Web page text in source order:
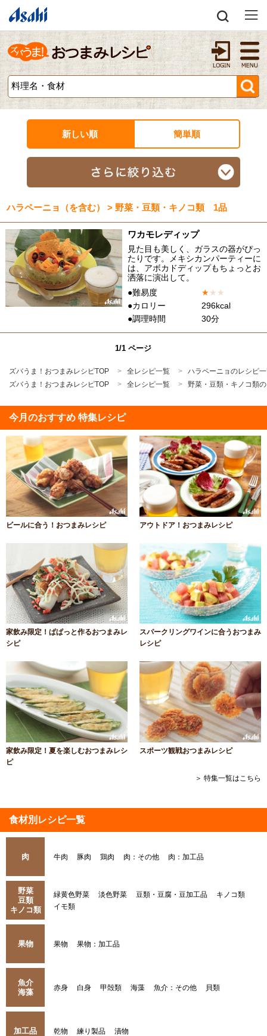
新しい順 簡単順
ハラペーニョ（を含む） > 野菜・豆類・キノコ類 1品
ワカモレディップ
見た目も美しく、ガラスの器がぴっ
たりです。メキシカンパーティーに
は、アボカドディップもちょっとお
洒落に演出して。
●難易度
★★ ★
●カロリー
296kcal
●調理時間
30分
1/1 ページ
ズバうま！おつまみレシピTOP 全レシピ一覧
ハラペーニョのレシピ
ズバうま！おつまみレシピTOP
全レシピ一覧 野菜・豆類・キノコ類
今月のおすすめ 特集レシピ
ビールに合う！おつまみレシピ アウトドア！おつまみレシピ
家飲み限定！ぱぱっと作るおつまみレ
シピ
スパークリングワインに合うおつまみ
レシピ
家飲み限定！夏を楽しむおつまみレシ
ピ
スポーツ観戦おつまみレシピ
＞ 特集一覧はこちら
食材別レシピ一覧
肉 牛肉 豚肉 鶏肉 肉：その他 肉：加工品
野菜
豆類
キノコ類
緑黄色野菜 淡色野菜 豆類・豆腐・豆加工品
キノコ類
イモ類
果物 果物 果物：加工品
魚介
海藻
赤身 白身 甲殻類 海藻 魚介：その他 貝類
加工品 乾物 練り製品 漬物